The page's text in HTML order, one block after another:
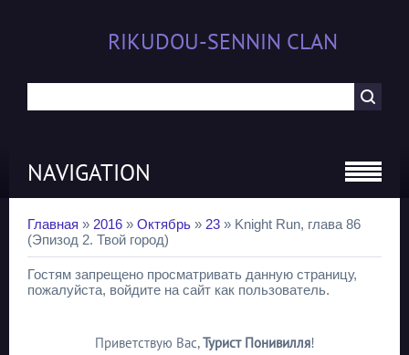
RIKUDOU-SENNIN CLAN
NAVIGATION
Главная » 2016 » Октябрь » 23 » Knight Run, глава 86
(Эпизод 2. Твой город)
Гостям запрещено просматривать данную страницу,
пожалуйста, войдите на сайт как пользователь.
Приветствую Вас,Турист Понивилля!